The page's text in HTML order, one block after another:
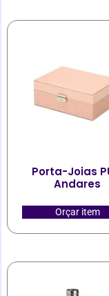
Porta-Joias
Andares
Orçar item